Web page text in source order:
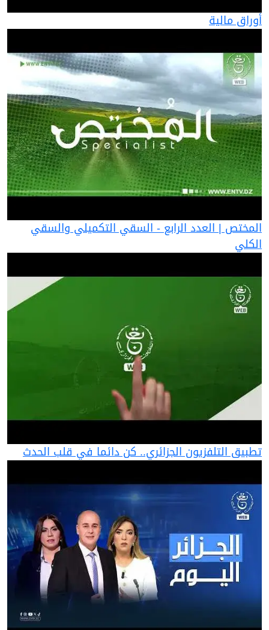
أوراق مالية
المختص | العدد الرابع - السقي التكميلي والسقي
الكلي
تطبيق التلفزيون الجزائري.. كن دائما في قلب الحدث